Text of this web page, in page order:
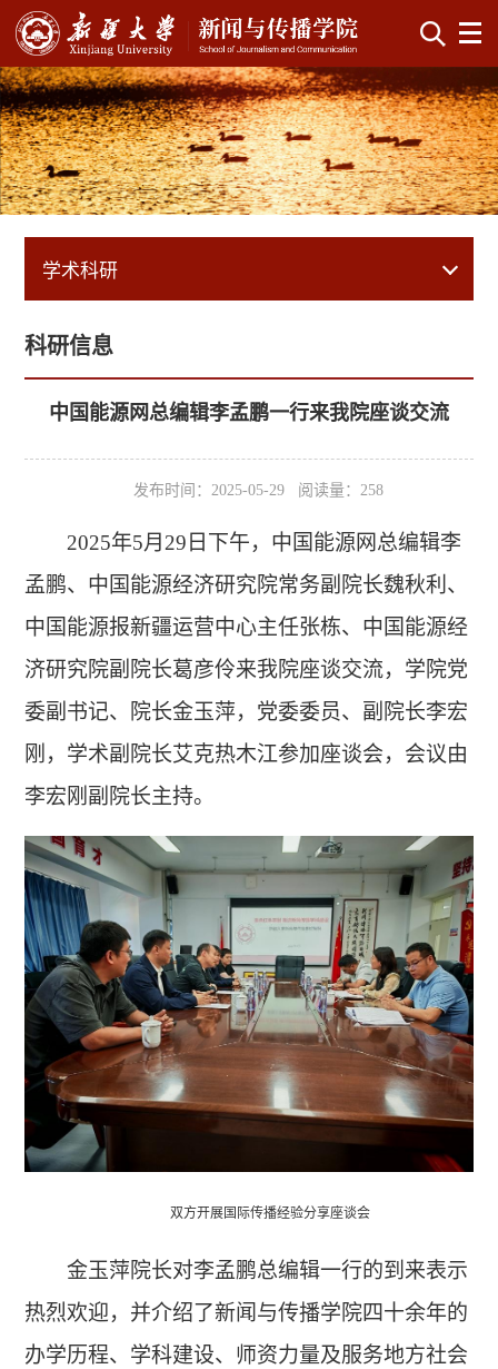
学术科研
科研信息
中国能源网总编辑李孟鹏一行来我院座谈交流
发布时间：2025-05-29 阅读量： 258
2025年5月29日下午，中国能源网总编辑李
孟鹏、中国能源经济研究院常务副院长魏秋利、
中国能源报新疆运营中心主任张栋、中国能源经
济研究院副院长葛彦伶来我院座谈交流，学院党
委副书记、院长金玉萍，党委委员、副院长李宏
刚，学术副院长艾克热木江参加座谈会，会议由
李宏刚副院长主持。
双方开展国际传播经验分享座谈会
金玉萍院长对李孟鹏总编辑一行的到来表示
热烈欢迎，并介绍了新闻与传播学院四十余年的
办学历程、学科建设、师资力量及服务地方社会